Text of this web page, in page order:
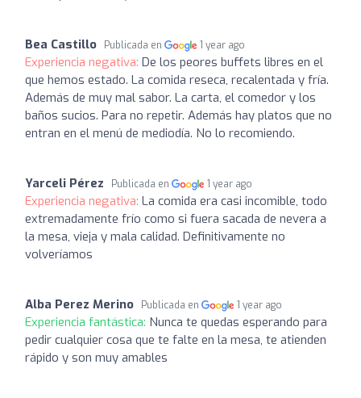
Bea Castillo Publicada en 1 year ago
Experiencia negativa: De los peores buffets libres en el
que hemos estado. La comida reseca, recalentada y fría.
Además de muy mal sabor. La carta, el comedor y los
baños sucios. Para no repetir. Además hay platos que no
entran en el menú de mediodía. No lo recomiendo.
Yarceli Pérez Publicada en 1 year ago
Experiencia negativa: La comida era casi incomible, todo
extremadamente frío como si fuera sacada de nevera a
la mesa, vieja y mala calidad. Definitivamente no
volveríamos
Alba Perez Merino Publicada en 1 year ago
Experiencia fantástica: Nunca te quedas esperando para
pedir cualquier cosa que te falte en la mesa, te atienden
rápido y son muy amables